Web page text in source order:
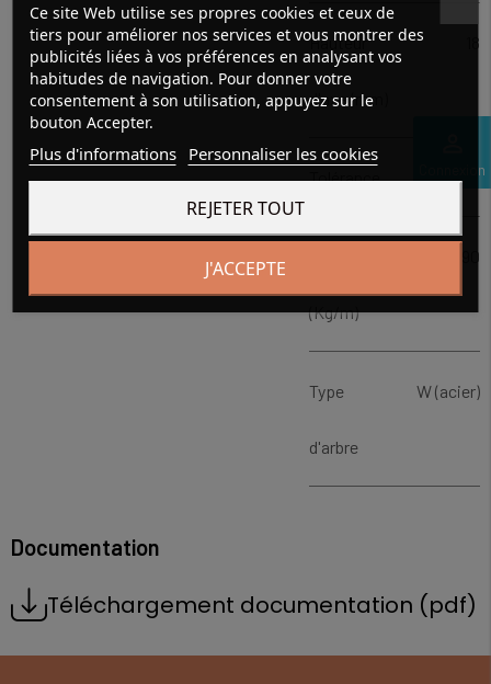
Connexion
Hauteur
d'axe (mm)
18
Tolérance h6
(Kg/m)
1.90
Type
d'arbre
W (acier)
Documentation
Téléchargement documentation (pdf)
Ce site Web utilise ses propres cookies et ceux de
tiers pour améliorer nos services et vous montrer des
publicités liées à vos préférences en analysant vos
habitudes de navigation. Pour donner votre
consentement à son utilisation, appuyez sur le
bouton Accepter.
Plus d'informations Personnaliser les cookies
REJETER TOUT
J'ACCEPTE